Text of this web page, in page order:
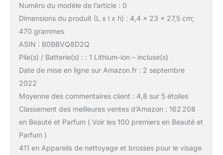
Numéro du modèle de l’article : 0
Dimensions du produit (L x l x h) : 4,4 x 23 x 27,5 cm;
470 grammes
ASIN : B0BBVQ8D2Q
Pile(s) / Batterie(s) : : 1 Lithium-ion – incluse(s)
Date de mise en ligne sur Amazon.fr : 2 septembre
2022
Moyenne des commentaires client : 4,8 sur 5 étoiles
Classement des meilleures ventes d’Amazon : 162 208
en Beauté et Parfum ( Voir les 100 premiers en Beauté et
Parfum )
411 en Appareils de nettoyage et brosses pour le visage